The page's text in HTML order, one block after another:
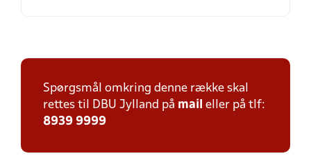
Spørgsmål omkring denne række skal
rettes til DBU Jylland på mail eller på tlf:
8939 9999